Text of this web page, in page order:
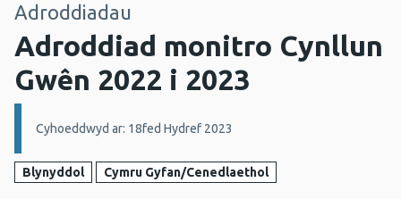
Adroddiadau
Adroddiad monitro Cynllun
Gwên 2022 i 2023
Manylion:
Cyhoeddwyd ar: 18fed Hydref 2023
Blynyddol Cymru Gyfan/Cenedlaethol